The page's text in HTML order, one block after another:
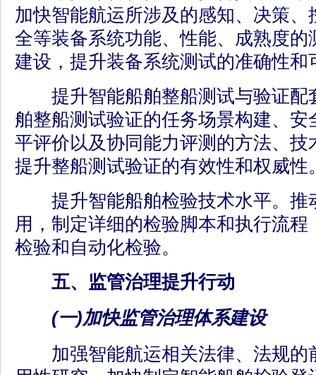
加快智能航运所涉及的感知、决策
全等装备系统功能、性能、成熟度的
建设，提升装备系统测试的准确性和
提升智能船舶整船测试与验证配
舶整船测试验证的任务场景构建、
平评价以及协同能力评测的方法、技
提升整船测试验证的有效性和权威性
提升智能船舶检验技术水平。推
用，制定详细的检验脚本和执行流
检验和自动化检验。
五、监管治理提升行动
(一)加快监管治理体系建设
加强智能航运相关法律、法规的